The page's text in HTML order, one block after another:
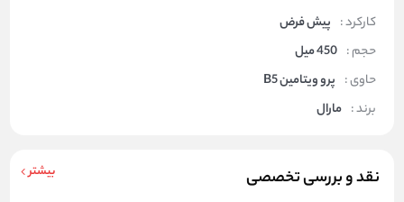
کارکرد : پیش فرض
حجم : 450 میل
حاوی : پرو ویتامین B5
برند : مارال
نقد و بررسی تخصصی بیشتر